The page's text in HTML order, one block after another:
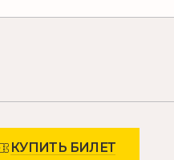
КУПИТЬ БИЛЕТ